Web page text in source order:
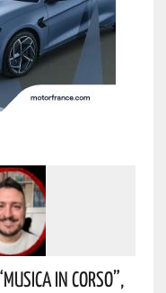
In Corso”,